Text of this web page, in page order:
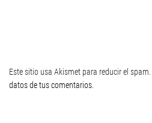
Este sitio usa Akismet para reducir el spam.
datos de tus comentarios.